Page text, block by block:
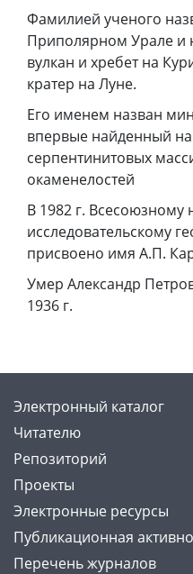
Фамилией ученого
Приполярном Урале и
вулкан и хребет на
кратер на Луне.
Его именем назван
впервые найденный
серпентинитовых
окаменелостей
В 1982 г. Всесоюзному
исследовательскому
присвоено имя А.П.
Умер Александр
1936 г.
Электронный каталог
Читателю
Репозиторий
Проекты
Электронные ресурсы
Публикационная
Перечень журналов